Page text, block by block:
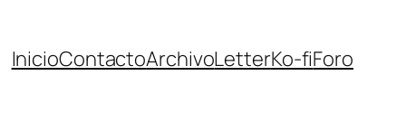
InicioContactoArchivoLetterKo-fiForo